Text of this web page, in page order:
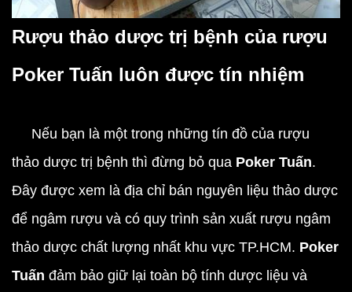
Rượu thảo dược trị bệnh của rượu
Poker Tuấn luôn được tín nhiệm
Nếu bạn là một trong những tín đồ của rượu
thảo dược trị bệnh thì đừng bỏ qua Poker Tuấn.
Đây được xem là địa chỉ bán nguyên liệu thảo dược
để ngâm rượu và có quy trình sản xuất rượu ngâm
thảo dược chất lượng nhất khu vực TP.HCM. Poker
Tuấn đảm bảo giữ lại toàn bộ tính dược liệu và